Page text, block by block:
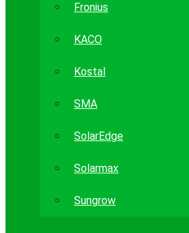
Fronius
KACO
Kostal
SMA
SolarEdge
Solarmax
Sungrow